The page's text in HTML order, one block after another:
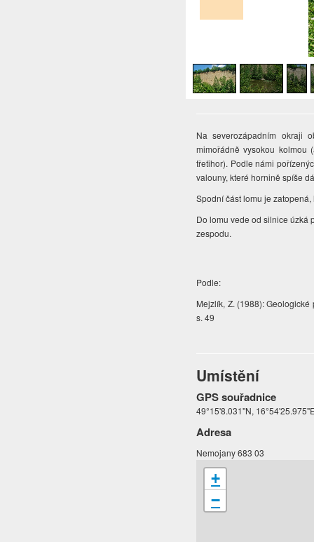
Na severozápadním okraji
mimořádně vysokou kolmou
třetihor). Podle námi
valouny, které hornině spíše
Spodní část lomu je
Do lomu vede od silnice úzká
zespodu.
Podle:
Mejzlík, Z. (1988):
s. 49
Umístění
GPS souřadnice
49°15'8.031"N,
Adresa
Nemojany 683 03
+
−